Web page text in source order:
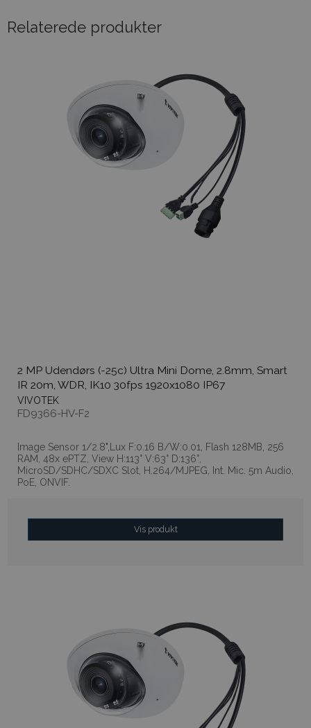
Relaterede produkter
2 MP Udendørs (-25c) Ultra Mini Dome, 2.8mm, Smart
IR 20m, WDR, IK10 30fps 1920x1080 IP67
VIVOTEK
FD9366-HV-F2
Image Sensor 1/2.8",Lux F:0.16 B/W:0.01, Flash 128MB, 256
RAM, 48x ePTZ, View H:113° V:63° D:136°,
MicroSD/SDHC/SDXC Slot, H.264/MJPEG, Int. Mic. 5m Audio,
PoE, ONVIF.
Vis produkt